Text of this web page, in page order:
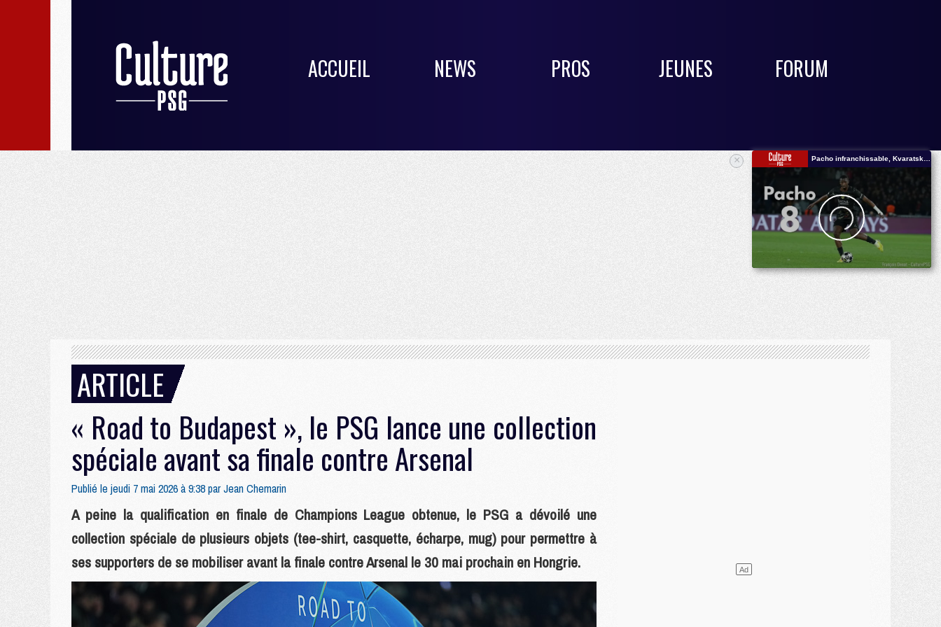
ACCUEIL NEWS PROS JEUNES FORUM
ARTICLE
« Road to Budapest », le PSG lance une collection
spéciale avant sa finale contre Arsenal
Publié le jeudi 7 mai 2026 à 9:38 parJean Chemarin
A peine la qualification en finale de Champions League obtenue, le PSG a dévoilé une
collection spéciale de plusieurs objets (tee-shirt, casquette, écharpe, mug) pour permettre à
ses supporters de se mobiliser avant la finale contre Arsenal le 30 mai prochain en Hongrie.
×